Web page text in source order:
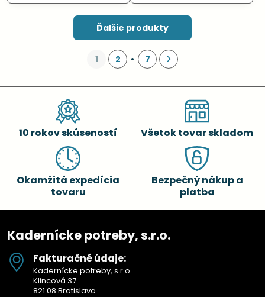
Ďalšie produkty
1 2 7
10 rokov skúseností Všetok tovar skladom
Okamžitá expedícia
tovaru
Bezpečný nákup a
platba
Kadernícke potreby, s.r.o.
Fakturačné údaje:
Kadernícke potreby, s.r.o.
Klincová 37
821 08 Bratislava